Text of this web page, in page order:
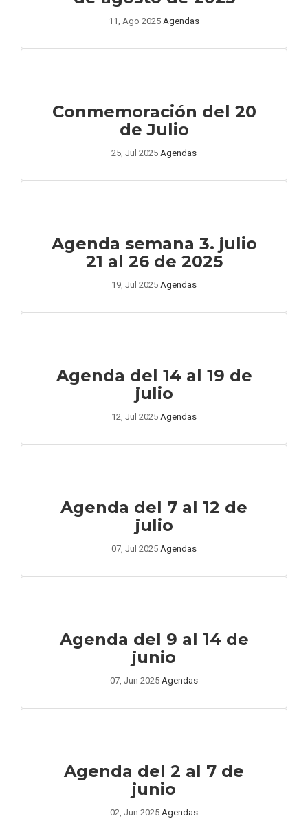
11, Ago 2025 Agendas
Conmemoración del 20
de Julio
25, Jul 2025 Agendas
Agenda semana 3. julio
21 al 26 de 2025
19, Jul 2025 Agendas
Agenda del 14 al 19 de
julio
12, Jul 2025 Agendas
Agenda del 7 al 12 de
julio
07, Jul 2025 Agendas
Agenda del 9 al 14 de
junio
07, Jun 2025 Agendas
Agenda del 2 al 7 de
junio
02, Jun 2025 Agendas